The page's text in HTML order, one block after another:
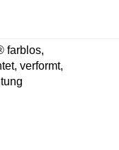
farblos,
verformt,